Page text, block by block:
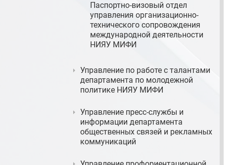
Паспортно-визовый отдел
управления организационно-
технического сопровождения
международной деятельности
НИЯУ МИФИ
Управление по работе с талантами
департамента по молодежной
политике НИЯУ МИФИ
Управление пресс-службы и
информации департамента
общественных связей и рекламных
коммуникаций